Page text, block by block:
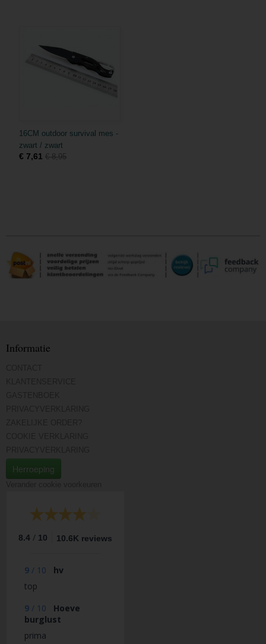
16CM outdoor survival mes -
zwart / zwart
€ 7,61 € 8,95
Informatie
Herroeping
8.4 / 10 10.6K reviews
9 / 10
hv
top
9 / 10
Hoeve
burglust
prima